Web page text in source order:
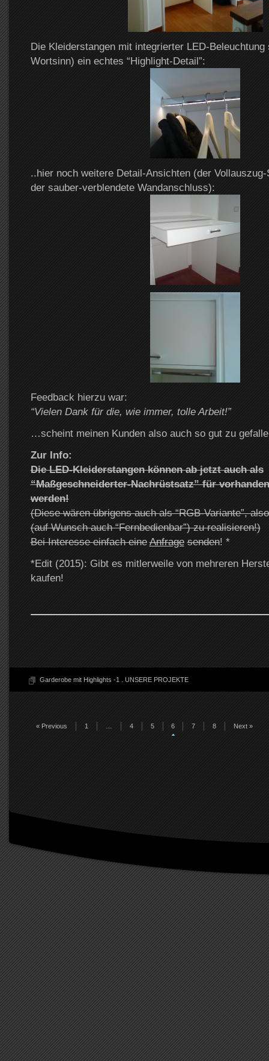
Die Kleiderstangen mit integrierter LED-
Wortsinn) ein echtes “Highlight-Detail”:
..hier noch weitere Detail-Ansichten (der
der sauber-verblendete Wandanschluss):
Feedback hierzu war:
“Vielen Dank für die, wie immer, tolle Arbeit!”
…scheint meinen Kunden also auch so gut zu
Zur Info:
Die LED-Kleiderstangen können ab jetzt auch als
“Maßgeschneiderter-Nachrüstsatz” für
werden!
(Diese wären übrigens auch als “RGB-Variante”,
(auf Wunsch auch “Fernbedienbar”) zu realisieren!)
Bei Interesse einfach eine Anfrage senden! *
*Edit (2015): Gibt es mitlerweile von mehreren
kaufen!
Garderobe mit Highlights -1 UNSERE PROJEKTE
« Previous 1 4 5 6 7 8 Next »